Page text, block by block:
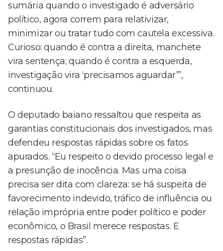
sumária quando o investigado é adversário
político, agora correm para relativizar,
minimizar ou tratar tudo com cautela excessiva.
Curioso: quando é contra a direita, manchete
vira sentença; quando é contra a esquerda,
investigação vira ‘precisamos aguardar’”,
continuou.
O deputado baiano ressaltou que respeita as
garantias constitucionais dos investigados, mas
defendeu respostas rápidas sobre os fatos
apurados. “Eu respeito o devido processo legal e
a presunção de inocência. Mas uma coisa
precisa ser dita com clareza: se há suspeita de
favorecimento indevido, tráfico de influência ou
relação imprópria entre poder político e poder
econômico, o Brasil merece respostas. E
respostas rápidas”.